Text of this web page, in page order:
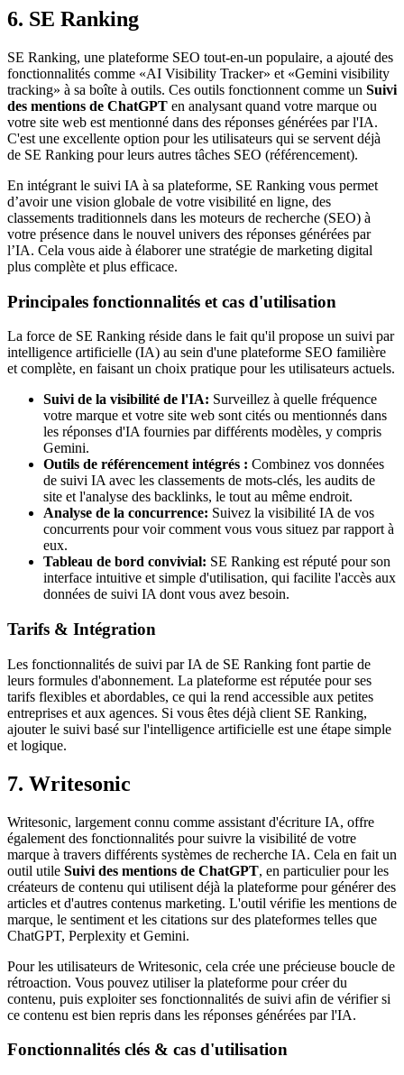
6. SE Ranking
SE Ranking, une plateforme SEO tout-en-un populaire, a ajouté des
fonctionnalités comme «AI Visibility Tracker» et «Gemini visibility
tracking» à sa boîte à outils. Ces outils fonctionnent comme un Suivi
des mentions de ChatGPT en analysant quand votre marque ou
votre site web est mentionné dans des réponses générées par l'IA.
C'est une excellente option pour les utilisateurs qui se servent déjà
de SE Ranking pour leurs autres tâches SEO (référencement).
En intégrant le suivi IA à sa plateforme, SE Ranking vous permet
d’avoir une vision globale de votre visibilité en ligne, des
classements traditionnels dans les moteurs de recherche (SEO) à
votre présence dans le nouvel univers des réponses générées par
l’IA. Cela vous aide à élaborer une stratégie de marketing digital
plus complète et plus efficace.
Principales fonctionnalités et cas d'utilisation
La force de SE Ranking réside dans le fait qu'il propose un suivi par
intelligence artificielle (IA) au sein d'une plateforme SEO familière
et complète, en faisant un choix pratique pour les utilisateurs actuels.
Suivi de la visibilité de l'IA: Surveillez à quelle fréquence
votre marque et votre site web sont cités ou mentionnés dans
les réponses d'IA fournies par différents modèles, y compris
Gemini.
Outils de référencement intégrés : Combinez vos données
de suivi IA avec les classements de mots-clés, les audits de
site et l'analyse des backlinks, le tout au même endroit.
Analyse de la concurrence: Suivez la visibilité IA de vos
concurrents pour voir comment vous vous situez par rapport à
eux.
Tableau de bord convivial: SE Ranking est réputé pour son
interface intuitive et simple d'utilisation, qui facilite l'accès aux
données de suivi IA dont vous avez besoin.
Tarifs & Intégration
Les fonctionnalités de suivi par IA de SE Ranking font partie de
leurs formules d'abonnement. La plateforme est réputée pour ses
tarifs flexibles et abordables, ce qui la rend accessible aux petites
entreprises et aux agences. Si vous êtes déjà client SE Ranking,
ajouter le suivi basé sur l'intelligence artificielle est une étape simple
et logique.
7. Writesonic
Writesonic, largement connu comme assistant d'écriture IA, offre
également des fonctionnalités pour suivre la visibilité de votre
marque à travers différents systèmes de recherche IA. Cela en fait un
outil utile Suivi des mentions de ChatGPT, en particulier pour les
créateurs de contenu qui utilisent déjà la plateforme pour générer des
articles et d'autres contenus marketing. L'outil vérifie les mentions de
marque, le sentiment et les citations sur des plateformes telles que
ChatGPT, Perplexity et Gemini.
Pour les utilisateurs de Writesonic, cela crée une précieuse boucle de
rétroaction. Vous pouvez utiliser la plateforme pour créer du
contenu, puis exploiter ses fonctionnalités de suivi afin de vérifier si
ce contenu est bien repris dans les réponses générées par l'IA.
Fonctionnalités clés & cas d'utilisation